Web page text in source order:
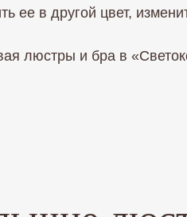
ее в другой цвет,
люстры и бра в